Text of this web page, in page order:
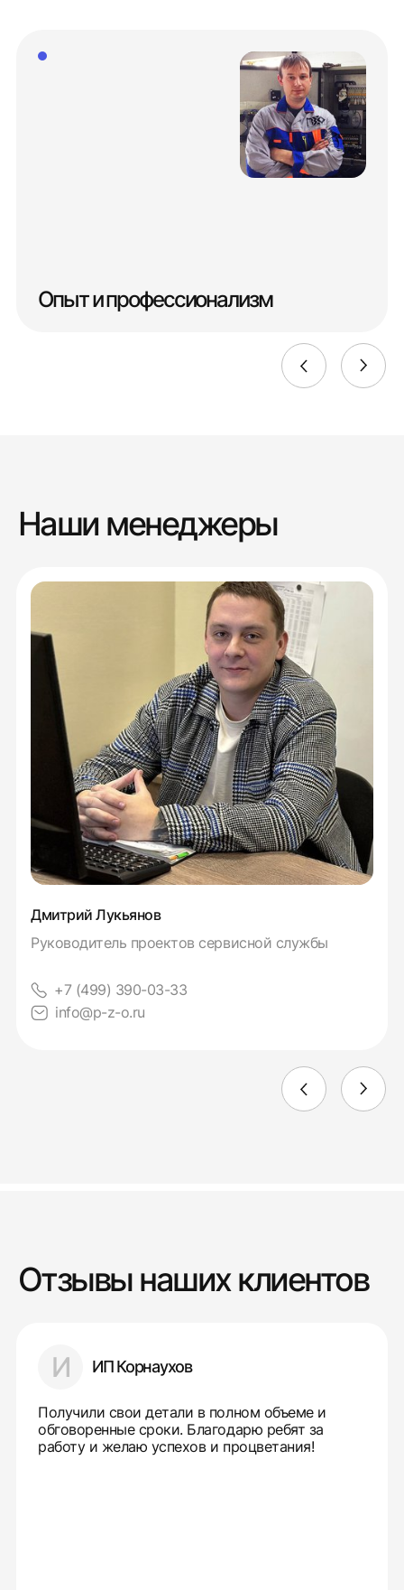
Опыт и профессионализм
Наши менеджеры
Дмитрий Лукьянов
Руководитель проектов сервисной службы
+7 (499) 390-03-33
info@p-z-o.ru
Отзывы наших клиентов
И ИП Корнаухов
Получили свои детали в полном объеме и
обговоренные сроки. Благодарю ребят за
работу и желаю успехов и процветания!